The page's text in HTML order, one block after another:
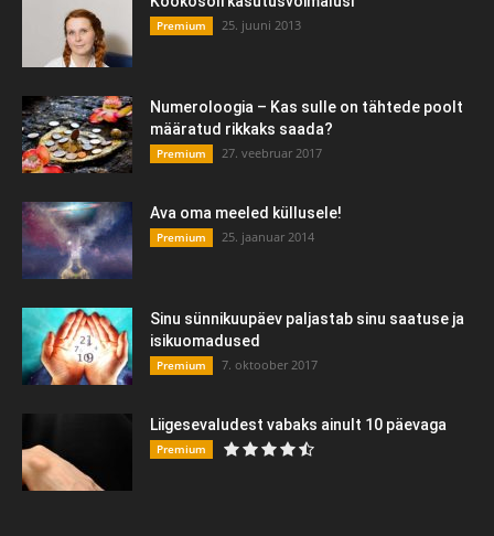
Premium 25. juuni 2013
Numeroloogia – Kas sulle on tähtede poolt
määratud rikkaks saada?
Premium 27. veebruar 2017
Ava oma meeled küllusele!
Premium 25. jaanuar 2014
Sinu sünnikuupäev paljastab sinu saatuse ja
isikuomadused
Premium 7. oktoober 2017
Liigesevaludest vabaks ainult 10 päevaga
Premium